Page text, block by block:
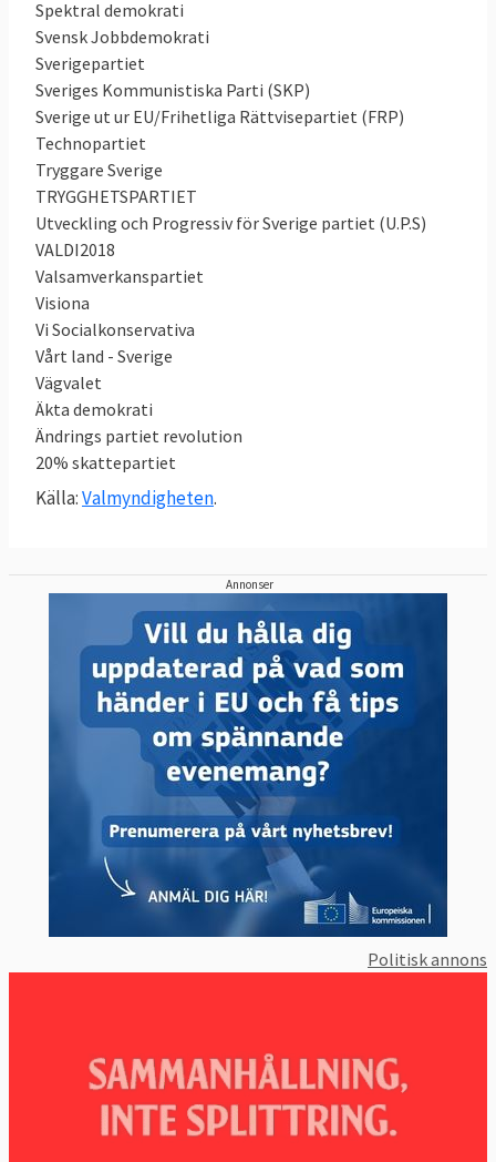
Spektral demokrati
Svensk Jobbdemokrati
Sverigepartiet
Sveriges Kommunistiska Parti (SKP)
Sverige ut ur EU/Frihetliga Rättvisepartiet (FRP)
Technopartiet
Tryggare Sverige
TRYGGHETSPARTIET
Utveckling och Progressiv för Sverige partiet (U.P.S)
VALDI2018
Valsamverkanspartiet
Visiona
Vi Socialkonservativa
Vårt land - Sverige
Vägvalet
Äkta demokrati
Ändrings partiet revolution
20% skattepartiet
Källa:Valmyndigheten.
Annonser
Politisk annons